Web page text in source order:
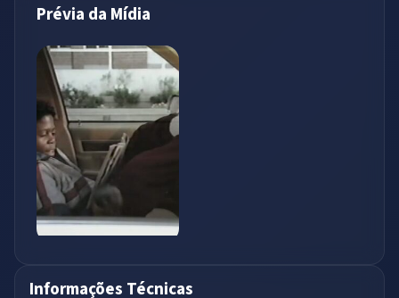
Prévia da Mídia
Informações Técnicas